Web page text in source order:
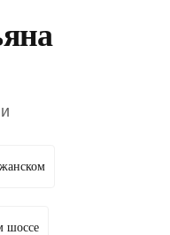
шоссе